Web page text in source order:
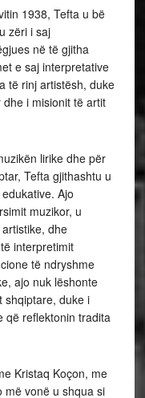
1938, Tefta u bë
zëri i saj
në të gjitha
e saj interpretative
të rinj artistësh, duke
i misionit të artit
lirike dhe për
Tefta gjithashtu u
Ajo
muzikor, u
dhe
interpretimit
të ndryshme
ajo nuk lëshonte
shqiptare, duke i
që reflektonin tradita
Kristaq Koçon, me
më vonë u shqua si